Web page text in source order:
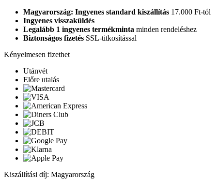
Magyarország: Ingyenes standard kiszállítás 17.000 Ft-tól
Ingyenes visszaküldés
Legalább 1 ingyenes termékminta minden rendeléshez
Biztonságos fizetés SSL-titkosítással
Kényelmesen fizethet
Utánvét
Előre utalás
Kiszállítási díj: Magyarország